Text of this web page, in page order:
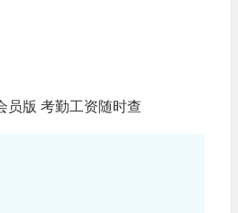
员版 考勤工资随时查